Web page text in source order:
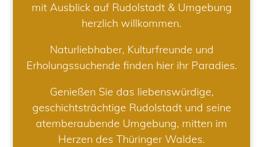
mit Ausblick auf Rudolstadt & Umgebung
herzlich willkommen.
Naturliebhaber, Kulturfreunde und
Erholungssuchende finden hier ihr Paradies.
Genießen Sie das liebenswürdige,
geschichtsträchtige Rudolstadt und seine
atemberaubende Umgebung, mitten im
Herzen des Thüringer Waldes.